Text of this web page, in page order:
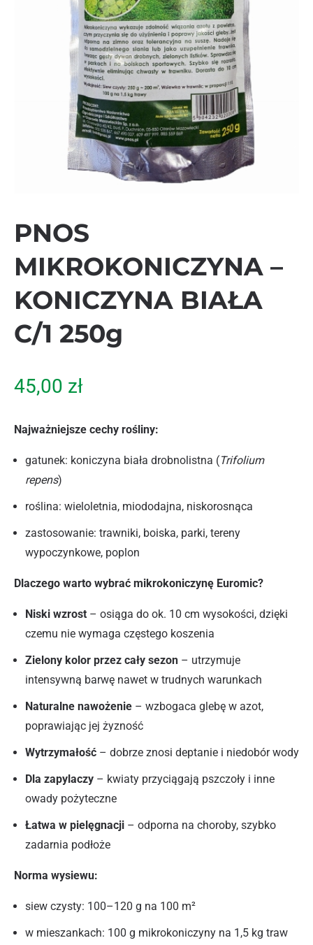
PNOS
MIKROKONICZYNA –
KONICZYNA BIAŁA
C/1 250g
45,00 zł
Najważniejsze cechy rośliny:
gatunek: koniczyna biała drobnolistna (Trifolium
repens)
roślina: wieloletnia, miododajna, niskorosnąca
zastosowanie: trawniki, boiska, parki, tereny
wypoczynkowe, poplon
Dlaczego warto wybrać mikrokoniczynę Euromic?
Niski wzrost – osiąga do ok. 10 cm wysokości, dzięki
czemu nie wymaga częstego koszenia
Zielony kolor przez cały sezon – utrzymuje
intensywną barwę nawet w trudnych warunkach
Naturalne nawożenie – wzbogaca glebę w azot,
poprawiając jej żyzność
Wytrzymałość – dobrze znosi deptanie i niedobór wody
Dla zapylaczy – kwiaty przyciągają pszczoły i inne
owady pożyteczne
Łatwa w pielęgnacji – odporna na choroby, szybko
zadarnia podłoże
Norma wysiewu:
siew czysty: 100–120 g na 100 m²
w mieszankach: 100 g mikrokoniczyny na 1,5 kg traw